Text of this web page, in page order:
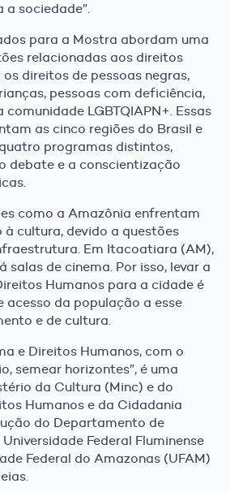
a sociedade”.
para a Mostra abordam uma
relacionadas aos direitos
direitos de pessoas negras,
pessoas com deficiência,
comunidade LGBTQIAPN+. Essas
as cinco regiões do Brasil e
programas distintos,
debate e a conscientização
como a Amazônia enfrentam
à cultura, devido a questões
Em Itacoatiara (AM),
salas de cinema. Por isso, levar a
Humanos para a cidade é
acesso da população a esse
e de cultura.
e Direitos Humanos, com o
semear horizontes”, é uma
da Cultura (Minc) e do
Humanos e da Cidadania
do Departamento de
Federal Fluminense
Federal do Amazonas (UFAM)